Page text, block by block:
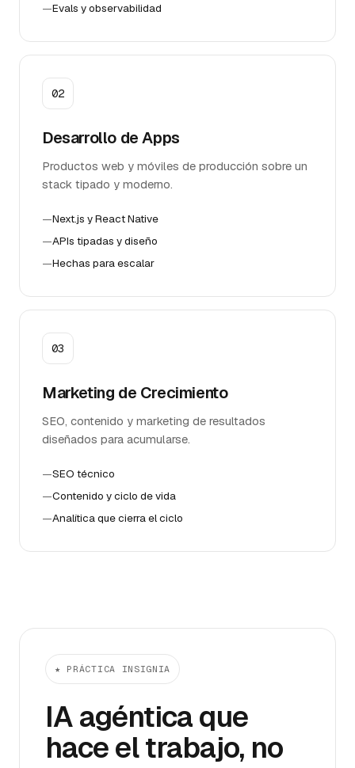
—Evals y observabilidad
02
Desarrollo de Apps
Productos web y móviles de producción sobre un
stack tipado y moderno.
—Next.js y React Native
—APIs tipadas y diseño
—Hechas para escalar
03
Marketing de Crecimiento
SEO, contenido y marketing de resultados
diseñados para acumularse.
—SEO técnico
—Contenido y ciclo de vida
—Analítica que cierra el ciclo
★ PRÁCTICA INSIGNIA
IA agéntica que
hace el trabajo, no